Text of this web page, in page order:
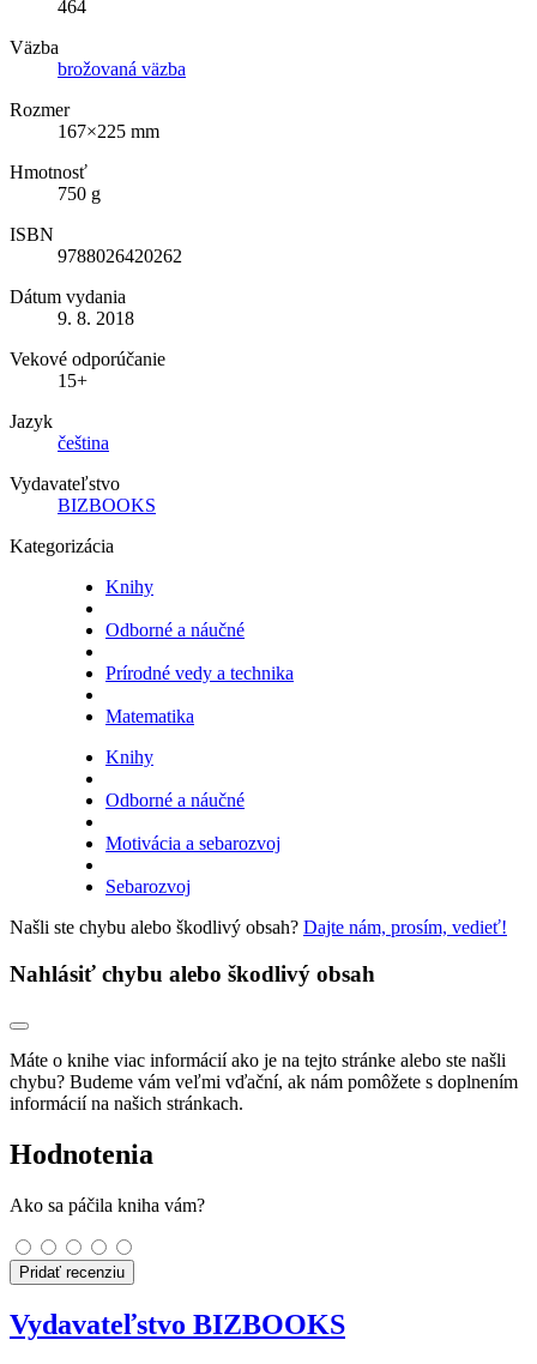
464
Väzba
brožovaná väzba
Rozmer
167×225 mm
Hmotnosť
750 g
ISBN
9788026420262
Dátum vydania
9. 8. 2018
Vekové odporúčanie
15+
Jazyk
čeština
Vydavateľstvo
BIZBOOKS
Kategorizácia
Knihy
Odborné a náučné
Prírodné vedy a technika
Matematika
Knihy
Odborné a náučné
Motivácia a sebarozvoj
Sebarozvoj
Našli ste chybu alebo škodlivý obsah? Dajte nám, prosím, vedieť!
Nahlásiť chybu alebo škodlivý obsah
Máte o knihe viac informácií ako je na tejto stránke alebo ste našli
chybu? Budeme vám veľmi vďační, ak nám pomôžete s doplnením
informácií na našich stránkach.
Hodnotenia
Ako sa páčila kniha vám?
Pridať recenziu
Vydavateľstvo BIZBOOKS